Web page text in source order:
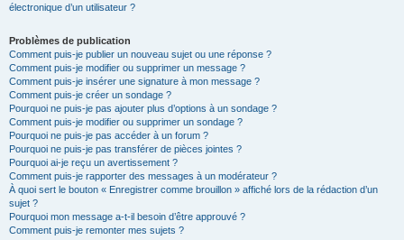
électronique d’un utilisateur ?
Problèmes de publication
Comment puis-je publier un nouveau sujet ou une réponse ?
Comment puis-je modifier ou supprimer un message ?
Comment puis-je insérer une signature à mon message ?
Comment puis-je créer un sondage ?
Pourquoi ne puis-je pas ajouter plus d’options à un sondage ?
Comment puis-je modifier ou supprimer un sondage ?
Pourquoi ne puis-je pas accéder à un forum ?
Pourquoi ne puis-je pas transférer de pièces jointes ?
Pourquoi ai-je reçu un avertissement ?
Comment puis-je rapporter des messages à un modérateur ?
À quoi sert le bouton « Enregistrer comme brouillon » affiché lors de la rédaction d’un
sujet ?
Pourquoi mon message a-t-il besoin d’être approuvé ?
Comment puis-je remonter mes sujets ?